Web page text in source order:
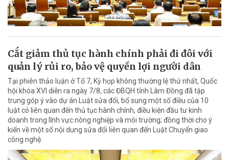
Cắt giảm thủ tục hành chính phải đi đôi với
quản lý rủi ro, bảo vệ quyền lợi người dân
Tại phiên thảo luận ở Tổ 7, Kỳ họp không thường lệ thứ nhất, Quốc
hội khóa XVI diễn ra ngày 7/8, các ĐBQH tỉnh Lâm Đồng đã tập
trung góp ý vào dự án Luật sửa đổi, bổ sung một số điều của 10
luật có liên quan đến thủ tục hành chính, điều kiện đầu tư kinh
doanh trong lĩnh vực nông nghiệp và môi trường; đồng thời cho ý
kiến về một số nội dung sửa đổi liên quan đến Luật Chuyển giao
công nghệ.